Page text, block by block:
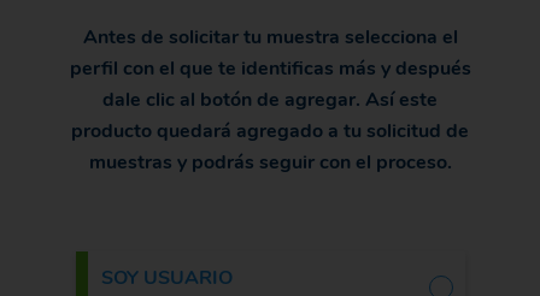
Antes de solicitar tu muestra selecciona el
perfil con el que te identificas más y después
dale clic al botón de agregar. Así este
producto quedará agregado a tu solicitud de
muestras y podrás seguir con el proceso.
SOY USUARIO